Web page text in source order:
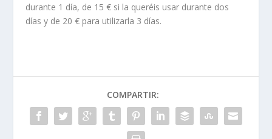
durante 1 día, de 15 € si la queréis usar durante dos
días y de 20 € para utilizarla 3 días.
COMPARTIR: